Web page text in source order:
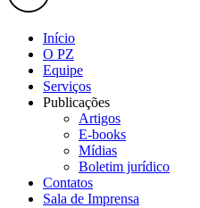
Início
O PZ
Equipe
Serviços
Publicações
Artigos
E-books
Mídias
Boletim jurídico
Contatos
Sala de Imprensa